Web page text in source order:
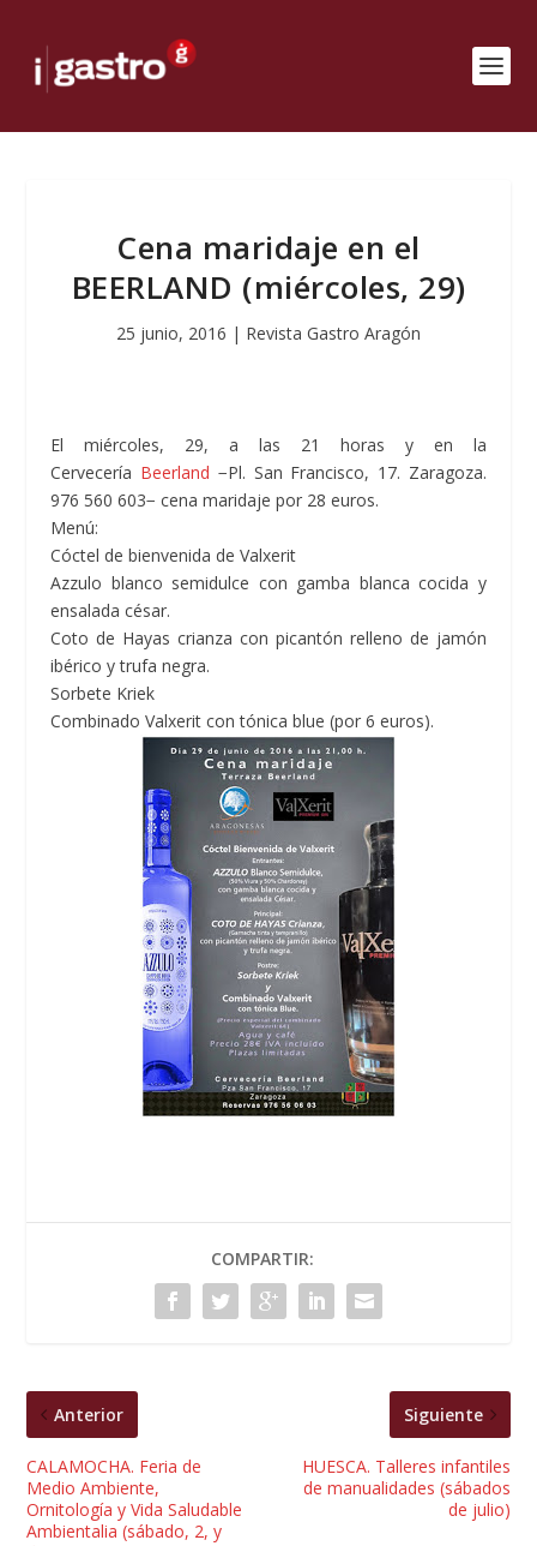
Cena maridaje en el
BEERLAND (miércoles, 29)
25 junio, 2016 | Revista Gastro Aragón
El miércoles, 29, a las 21 horas y en la
Cervecería Beerland −Pl. San Francisco, 17. Zaragoza.
976 560 603− cena maridaje por 28 euros.
Menú:
Cóctel de bienvenida de Valxerit
Azzulo blanco semidulce con gamba blanca cocida y
ensalada césar.
Coto de Hayas crianza con picantón relleno de jamón
ibérico y trufa negra.
Sorbete Kriek
Combinado Valxerit con tónica blue (por 6 euros).
COMPARTIR:
Anterior
CALAMOCHA. Feria de
Medio Ambiente,
Ornitología y Vida Saludable
Ambientalia (sábado, 2, y
Siguiente
HUESCA. Talleres infantiles
de manualidades (sábados
de julio)